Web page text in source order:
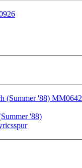
MM0642
'88)